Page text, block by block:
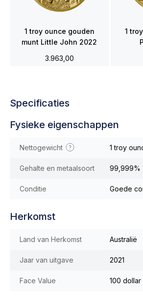
1 troy ounce gouden
munt Little John 2022
3.963,00
1
Specificaties
Fysieke eigenschappen
Nettogewicht 1 troy
Gehalte en metaalsoort
Conditie Goede
Herkomst
Land van Herkomst Australië
Jaar van uitgave 2021
Face Value 100 dollar